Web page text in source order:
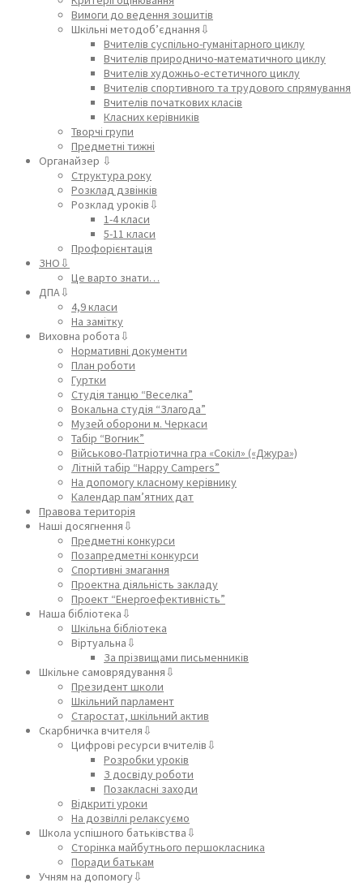
Вимоги до ведення зошитів
Шкільні методоб’єднання⇩
Вчителів суспільно-гуманітарного циклу
Вчителів природничо-математичного циклу
Вчителів художньо-естетичного циклу
Вчителів спортивного та трудового спрямування
Вчителів початкових класів
Класних керівників
Творчі групи
Предметні тижні
Органайзер ⇩
Структура року
Розклад дзвінків
Розклад уроків⇩
1-4 класи
5-11 класи
Профорієнтація
ЗНО⇩
Це варто знати…
ДПА⇩
4,9 класи
На замітку
Виховна робота⇩
Нормативні документи
План роботи
Гуртки
Студія танцю “Веселка”
Вокальна студія “Злагода”
Музей оборони м. Черкаси
Табір “Вогник”
Військово-Патріотична гра «Сокіл» («Джура»)
Літній табір “Happy Campers”
На допомогу класному керівнику
Календар пам’ятних дат
Правова територія
Наші досягнення⇩
Предметні конкурси
Позапредметні конкурси
Спортивні змагання
Проектна діяльність закладу
Проект “Енергоефективність”
Наша бібліотека⇩
Шкільна бібліотека
Віртуальна⇩
За прізвищами письменників
Шкільне самоврядування⇩
Президент школи
Шкільний парламент
Старостат, шкільний актив
Скарбничка вчителя⇩
Цифрові ресурси вчителів⇩
Розробки уроків
З досвіду роботи
Позакласні заходи
Відкриті уроки
На дозвіллі релаксуємо
Школа успішного батьківства⇩
Сторінка майбутнього першокласника
Поради батькам
Учням на допомогу⇩